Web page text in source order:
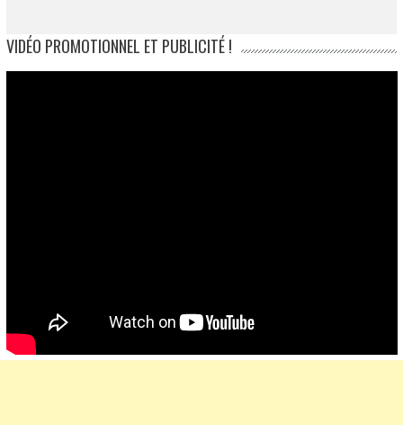
VIDÉO PROMOTIONNEL ET PUBLICITÉ !